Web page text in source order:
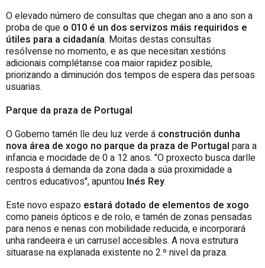
O elevado número de consultas que chegan ano a ano son a
proba de que o 010 é un dos servizos máis requiridos e
útiles para a cidadanía. Moitas destas consultas
resólvense no momento, e as que necesitan xestións
adicionais complétanse coa maior rapidez posible,
priorizando a diminución dos tempos de espera das persoas
usuarias.
Parque da praza de Portugal
O Goberno tamén lle deu luz verde á construción dunha
nova área de xogo no parque da praza de Portugal para a
infancia e mocidade de 0 a 12 anos. "O proxecto busca darlle
resposta á demanda da zona dada a súa proximidade a
centros educativos", apuntou Inés Rey.
Este novo espazo estará dotado de elementos de xogo
como paneis ópticos e de rolo, e tamén de zonas pensadas
para nenos e nenas con mobilidade reducida, e incorporará
unha randeeira e un carrusel accesibles. A nova estrutura
situarase na explanada existente no 2.º nivel da praza.